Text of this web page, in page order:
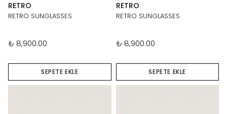
RETRO
RETRO SUNGLASSES
₺ 8,900.00
SEPETE EKLE
RETRO
RETRO SUNGLASSES
₺ 8,900.00
SEPETE EKLE